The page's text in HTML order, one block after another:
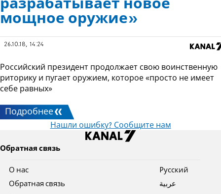
разрабатывает новое
мощное оружие»
26.10.18, 14:24
Российский президент продолжает свою воинственную
риторику и пугает оружием, которое «просто не имеет
себе равных»
Подробнее
Нашли ошибку? Сообщите нам
Обратная связь
О нас
Обратная связь
Pусский
عربية